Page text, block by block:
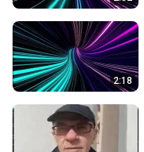
2:18